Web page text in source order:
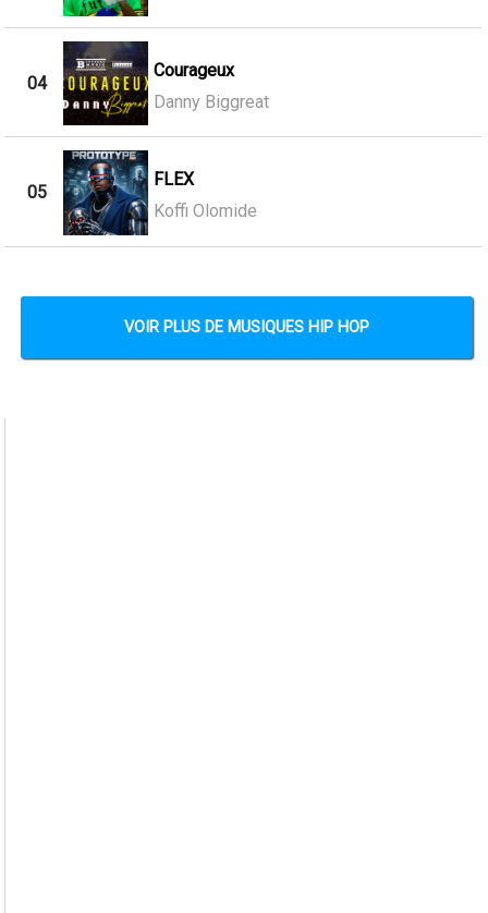
04
Courageux
Danny Biggreat
05
FLEX
Koffi Olomide
VOIR PLUS DE MUSIQUES HIP HOP